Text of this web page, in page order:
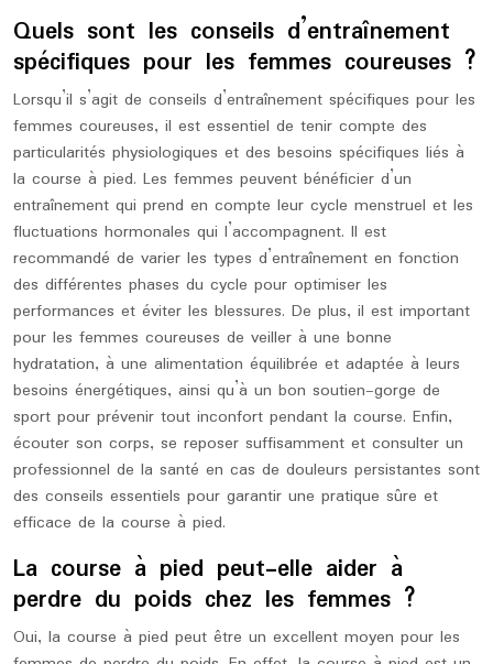
Quels sont les conseils d’entraînement
spécifiques pour les femmes coureuses ?
Lorsqu’il s’agit de conseils d’entraînement spécifiques pour les
femmes coureuses, il est essentiel de tenir compte des
particularités physiologiques et des besoins spécifiques liés à
la course à pied. Les femmes peuvent bénéficier d’un
entraînement qui prend en compte leur cycle menstruel et les
fluctuations hormonales qui l’accompagnent. Il est
recommandé de varier les types d’entraînement en fonction
des différentes phases du cycle pour optimiser les
performances et éviter les blessures. De plus, il est important
pour les femmes coureuses de veiller à une bonne
hydratation, à une alimentation équilibrée et adaptée à leurs
besoins énergétiques, ainsi qu’à un bon soutien-gorge de
sport pour prévenir tout inconfort pendant la course. Enfin,
écouter son corps, se reposer suffisamment et consulter un
professionnel de la santé en cas de douleurs persistantes sont
des conseils essentiels pour garantir une pratique sûre et
efficace de la course à pied.
La course à pied peut-elle aider à
perdre du poids chez les femmes ?
Oui, la course à pied peut être un excellent moyen pour les